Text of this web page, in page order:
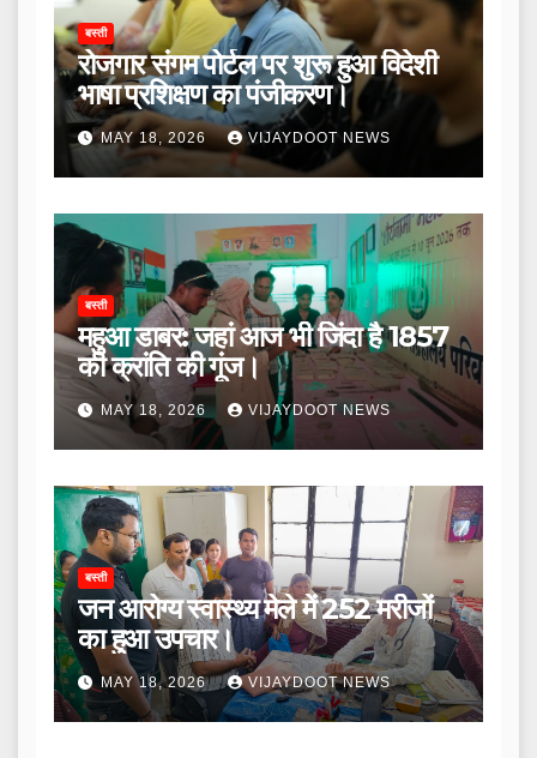
बस्ती
रोजगार संगम पोर्टल पर शुरू हुआ विदेशी
भाषा प्रशिक्षण का पंजीकरण।
MAY 18, 2026 VIJAYDOOT NEWS
बस्ती
महुआ डाबर: जहां आज भी जिंदा है 1857
की क्रांति की गूंज।
MAY 18, 2026 VIJAYDOOT NEWS
बस्ती
जन आरोग्य स्वास्थ्य मेले में 252 मरीजों
का हुआ उपचार।
MAY 18, 2026 VIJAYDOOT NEWS